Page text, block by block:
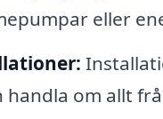
eller
handla om allt